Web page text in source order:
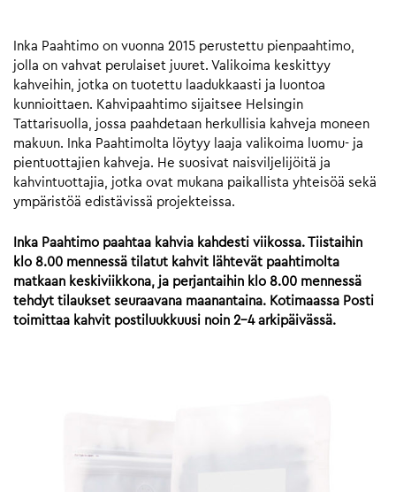
Inka Paahtimo on vuonna 2015 perustettu pienpaahtimo,
jolla on vahvat perulaiset juuret. Valikoima keskittyy
kahveihin, jotka on tuotettu laadukkaasti ja luontoa
kunnioittaen. Kahvipaahtimo sijaitsee Helsingin
Tattarisuolla, jossa paahdetaan herkullisia kahveja moneen
makuun. Inka Paahtimolta löytyy laaja valikoima luomu- ja
pientuottajien kahveja. He suosivat naisviljelijöitä ja
kahvintuottajia, jotka ovat mukana paikallista yhteisöä sekä
ympäristöä edistävissä projekteissa.
Inka Paahtimo paahtaa kahvia kahdesti viikossa. Tiistaihin
klo 8.00 mennessä tilatut kahvit lähtevät paahtimolta
matkaan keskiviikkona, ja perjantaihin klo 8.00 mennessä
tehdyt tilaukset seuraavana maanantaina. Kotimaassa Posti
toimittaa kahvit postiluukkuusi noin 2-4 arkipäivässä.